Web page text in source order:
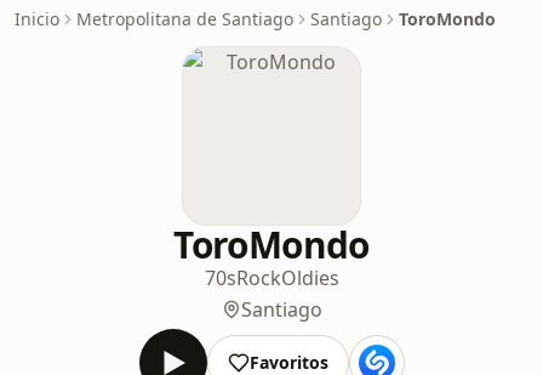
Inicio Metropolitana de Santiago Santiago ToroMondo
ToroMondo
70sRockOldies
Santiago
Favoritos